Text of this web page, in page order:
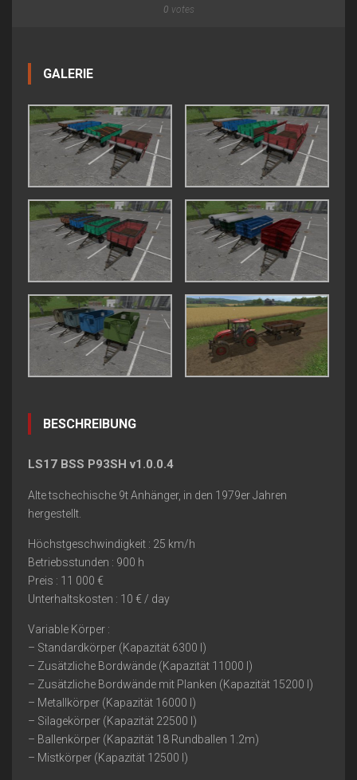
0 votes
GALERIE
BESCHREIBUNG
LS17 BSS P93SH v1.0.0.4
Alte tschechische 9t Anhänger, in den 1979er Jahren
hergestellt.
Höchstgeschwindigkeit : 25 km/h
Betriebsstunden : 900 h
Preis : 11 000 €
Unterhaltskosten : 10 € / day
Variable Körper :
– Standardkörper (Kapazität 6300 l)
– Zusätzliche Bordwände (Kapazität 11000 l)
– Zusätzliche Bordwände mit Planken (Kapazität 15200 l)
– Metallkörper (Kapazität 16000 l)
– Silagekörper (Kapazität 22500 l)
– Ballenkörper (Kapazität 18 Rundballen 1.2m)
– Mistkörper (Kapazität 12500 l)